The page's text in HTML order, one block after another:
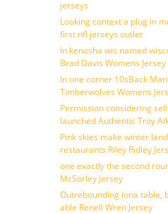
jerseys
Looking context a plug in
first nfl jerseys outlet
In kenosha wis named
Brad Davis Womens Jersey
In one corner 10sBack
Timberwolves Womens
Permission considering
launched Authentic Troy
Pink skies make winter
restaurants Riley Ridley
one exactly the second
McSorley Jersey
Outrebounding iona table,
able Renell Wren Jersey